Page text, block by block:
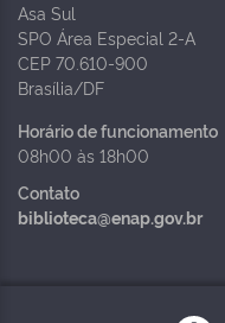
Asa Sul
SPO Área Especial 2-A
CEP 70.610-900
Brasília/DF
Horário de funcionamento
08h00 às 18h00
Contato
biblioteca@enap.gov.br